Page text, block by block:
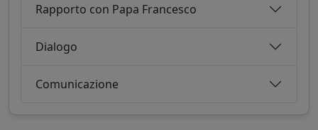
Rapporto con Papa Francesco
Dialogo
Comunicazione